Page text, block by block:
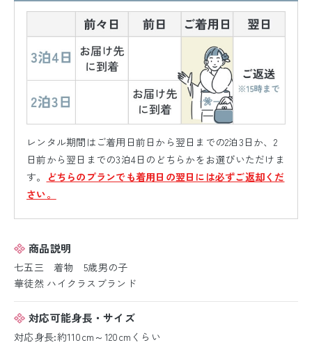
レンタル期間はご着用日前日から翌日までの2泊3日か、2
日前から翌日までの3泊4日のどちらかをお選びいただけま
す。
どちらのプランでも着用日の翌日には必ずご返却くだ
さい。
商品説明
七五三 着物 5歳男の子
華徒然 ハイクラスブランド
対応可能身長・サイズ
対応身長:約110cm～120cmくらい